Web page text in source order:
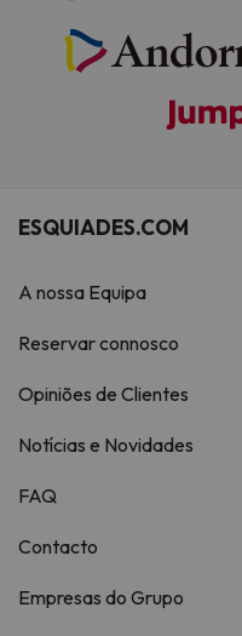
ESQUIADES.COM
A nossa Equipa
Reservar connosco
Opiniões de Clientes
Notícias e Novidades
FAQ
Contacto
Empresas do Grupo